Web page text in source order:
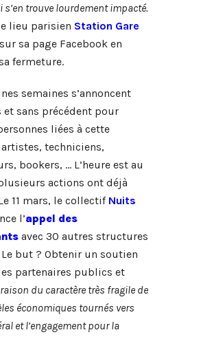
s’en trouve lourdement impacté.
lieu parisien Station Gare
sur sa page Facebook en
fermeture.
semaines s’annoncent
et sans précédent pour
liées à cette
techniciens,
bookers, … L’heure est au
actions ont déjà
11 mars, le collectif Nuits
l’appel des
avec 30 autres structures
Le but ? Obtenir un soutien
partenaires publics et
du caractère très fragile de
économiques tournés vers
et l’engagement pour la